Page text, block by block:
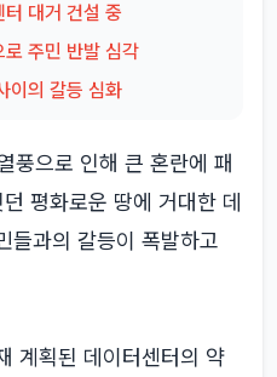
대거 건설 중
주민 반발 심각
이의 갈등 심화
풍으로 인해 큰 혼란에 패
평화로운 땅에 거대한 데
들과의 갈등이 폭발하고
계획된 데이터센터의 약